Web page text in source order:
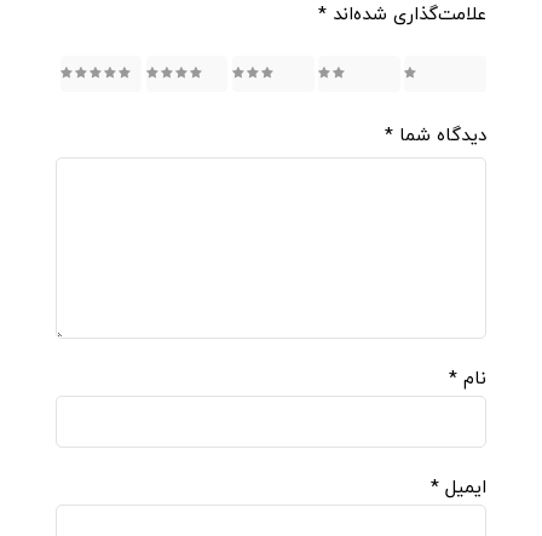
علامت‌گذاری شده‌اند *
5
دیدگاه شما *
نام *
ایمیل *